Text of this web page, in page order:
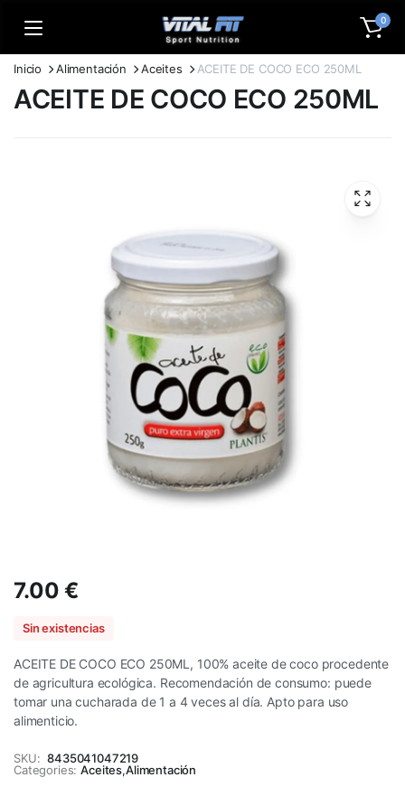
0
Inicio Alimentación Aceites ACEITE DE COCO ECO 250ML
ACEITE DE COCO ECO 250ML
7.00€
Sin existencias
ACEITE DE COCO ECO 250ML, 100% aceite de coco procedente
de agricultura ecológica. Recomendación de consumo: puede
tomar una cucharada de 1 a 4 veces al día. Apto para uso
alimenticio.
SKU: 8435041047219
Categories: Aceites,Alimentación